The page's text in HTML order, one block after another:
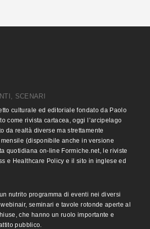
SCENARI
culturale ed editoriale fondato da Paolo
come rivista cartacea, oggi l’arcipelago
da realtà diverse ma strettamente
(disponibile anche in versione
quotidiana on-line Formiche.net, le riviste
e Healthcare Policy e il sito in inglese ed
nutrito programma di eventi nei diversi
seminari e tavole rotonde aperte al
che hanno un ruolo importante e
pubblico.